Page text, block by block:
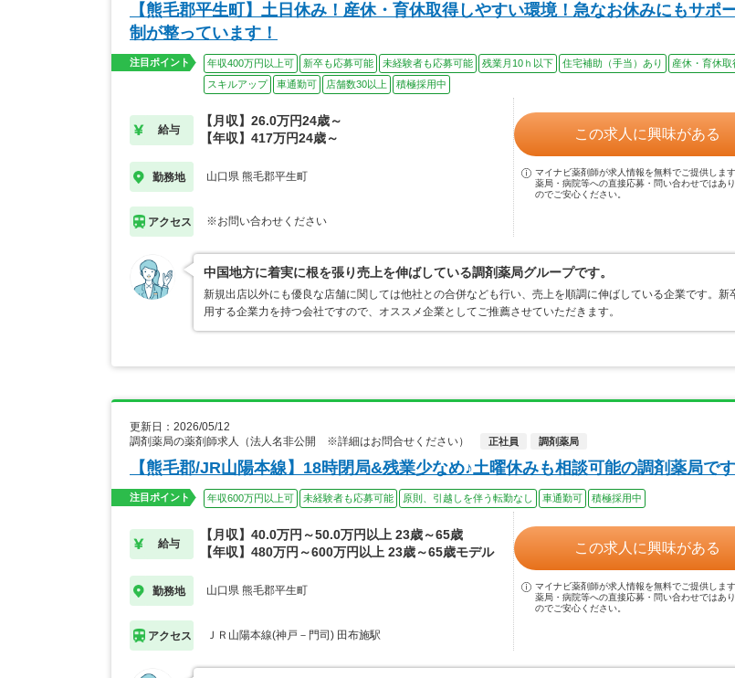
【熊毛郡平生町】土日休み！産休・育休取得しやすい環境！急なお休みにもサポ
制が整っています！
注目ポイント 年収400万円以上可 新卒も応募可能 未経験者も応募可能 残業月10ｈ以下 住宅補助（手当）あり
産休・育休取
スキルアップ
車通勤可 店舗数30以上 積極採用中
給与
【月収】26.0万円24歳～
【年収】417万円24歳～
勤務地 山口県 熊毛郡平生町
アクセス ※お問い合わせください
この求人に興味がある
マイナビ薬剤師が求人情報を無料でご提供します
薬局・病院等への直接応募・問い合わせではあ
のでご安心ください。
中国地方に着実に根を張り売上を伸ばしている調剤薬局グループです。
新規出店以外にも優良な店舗に関しては他社との合併なども行い、売上を順調に伸ばしている企業です。新
用する企業力を持つ会社ですので、オススメ企業としてご推薦させていただきます。
更新日：2026/05/12
調剤薬局の薬剤師求人（法人名非公開 ※詳細はお問合せください）
正社員 調剤薬局
【熊毛郡/JR山陽本線】18時閉局&残業少なめ♪土曜休みも相談可能の調剤薬局です
注目ポイント 年収600万円以上可 未経験者も応募可能 原則、引越しを伴う転勤なし 車通勤可 積極採用中
給与
【月収】40.0万円～50.0万円以上 23歳～65歳
【年収】480万円～600万円以上 23歳～65歳モデル
勤務地 山口県 熊毛郡平生町
アクセス ＪＲ山陽本線(神戸－門司) 田布施駅
この求人に興味がある
マイナビ薬剤師が求人情報を無料でご提供します
薬局・病院等への直接応募・問い合わせではあ
のでご安心ください。